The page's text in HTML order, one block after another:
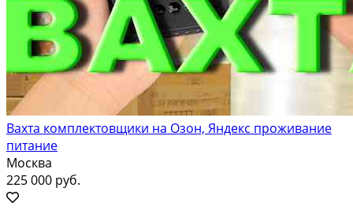
Вахта комплектовщики на Озон, Яндекс проживание
питание
Москва
225 000 руб.